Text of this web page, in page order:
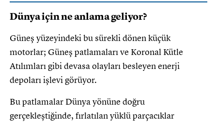
Dünya için ne anlama geliyor?
Güneş yüzeyindeki bu sürekli dönen küçük
motorlar; Güneş patlamaları ve Koronal Kütle
Atılımları gibi devasa olayları besleyen enerji
depoları işlevi görüyor.
Bu patlamalar Dünya yönüne doğru
gerçekleştiğinde, fırlatılan yüklü parçacıklar